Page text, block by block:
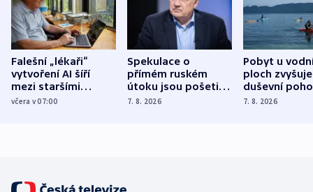
Falešní „lékaři“
vytvoření AI šíří
mezi staršími
Poláky nebezpečné
včera v 07:00
Spekulace o
přímém ruském
útoku jsou pošetilé,
míní estonský
7. 8. 2026
Pobyt u
ploch zvyšuje
duševní
ukázala
7. 8. 2026